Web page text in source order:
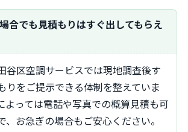
合でも見積もりはすぐ出してもらえ
りをご提示できる体制を整えていま
よっては電話や写真での概算見積も可
、お急ぎの場合もご安心ください。